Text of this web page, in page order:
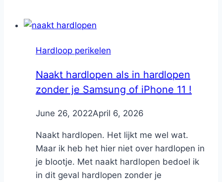
Hardloop perikelen
Naakt hardlopen als in hardlopen
zonder je Samsung of iPhone 11 !
ByNicole
June 26, 2022April 6, 2026
Naakt hardlopen. Het lijkt me wel wat.
Maar ik heb het hier niet over hardlopen in
je blootje. Met naakt hardlopen bedoel ik
in dit geval hardlopen zonder je